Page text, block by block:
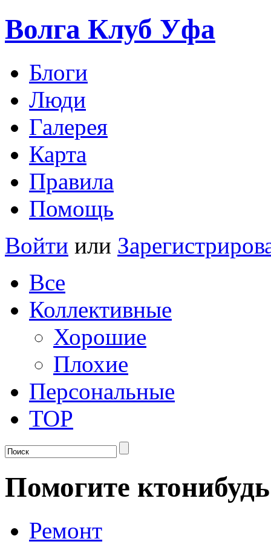
Волга Клуб Уфа
Блоги
Люди
Галерея
Карта
Правила
Помощь
Войти или
Все
Коллективные
Хорошие
Плохие
Персональные
TOP
Помогите
Ремонт